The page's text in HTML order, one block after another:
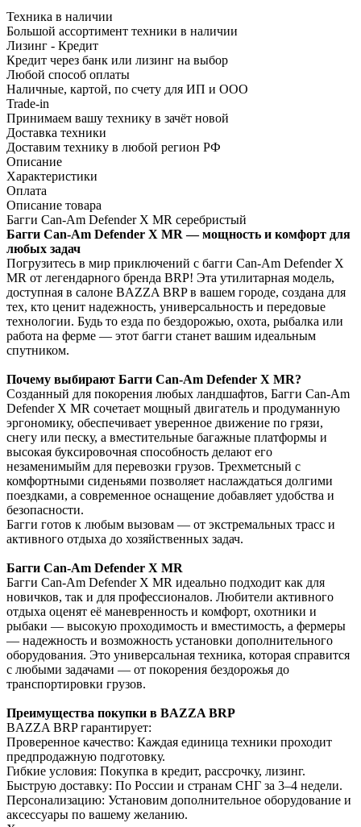
Техника в наличии
Большой ассортимент техники в наличии
Лизинг - Кредит
Кредит через банк или лизинг на выбор
Любой способ оплаты
Наличные, картой, по счету для ИП и ООО
Trade-in
Принимаем вашу технику в зачёт новой
Доставка техники
Доставим технику в любой регион РФ
Описание
Характеристики
Оплата
Описание товара
Багги Can-Am Defender X MR серебристый
Багги Can-Am Defender X MR — мощность и комфорт для
любых задач
Погрузитесь в мир приключений с багги Can-Am Defender X
MR от легендарного бренда BRP! Эта утилитарная модель,
доступная в салоне BAZZA BRP в вашем городе, создана для
тех, кто ценит надежность, универсальность и передовые
технологии. Будь то езда по бездорожью, охота, рыбалка или
работа на ферме — этот багги станет вашим идеальным
спутником.
Почему выбирают Багги Can-Am Defender X MR?
Созданный для покорения любых ландшафтов, Багги Can-Am
Defender X MR сочетает мощный двигатель и продуманную
эргономику, обеспечивает уверенное движение по грязи,
снегу или песку, а вместительные багажные платформы и
высокая буксировочная способность делают его
незаменимыйм для перевозки грузов. Трехметсный с
комфортными сиденьями позволяет наслаждаться долгими
поездками, а современное оснащение добавляет удобства и
безопасности.
Багги готов к любым вызовам — от экстремальных трасс и
активного отдыха до хозяйственных задач.
Багги Can-Am Defender X MR
Багги Can-Am Defender X MR идеально подходит как для
новичков, так и для профессионалов. Любители активного
отдыха оценят её маневренность и комфорт, охотники и
рыбаки — высокую проходимость и вместимость, а фермеры
— надежность и возможность установки дополнительного
оборудования. Это универсальная техника, которая справится
с любыми задачами — от покорения бездорожья до
транспортировки грузов.
Преимущества покупки в BAZZA BRP
BAZZA BRP гарантирует:
Проверенное качество: Каждая единица техники проходит
предпродажную подготовку.
Гибкие условия: Покупка в кредит, рассрочку, лизинг.
Быструю доставку: По России и странам СНГ за 3–4 недели.
Персонализацию: Установим дополнительное оборудование и
аксессуары по вашему желанию.